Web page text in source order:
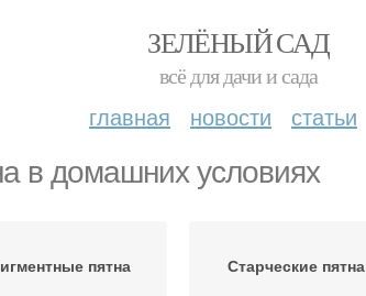
ЗЕЛЁНЫЙ САД
всё для дачи и сада
главная новости статьи
в домашних условиях
пятна Старческие пятна